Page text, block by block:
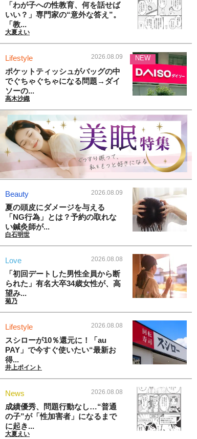
「わが子への性教育、何を話せば
いい？」専門家の“意外な答え”。
「教...
大夏えい
Lifestyle 2026.08.09
ポケットティッシュがバッグの中
でぐちゃぐちゃになる問題→ダイ
ソーの...
高木沙織
NEW
Beauty 2026.08.09
夏の頭皮にダメージを与える
「NG行為」とは？予約の取れな
い鍼灸師が...
白石明世
Love 2026.08.08
「初回デートした男性全員から断
られた」有名大卒34歳女性が、高
望み...
菊乃
Lifestyle 2026.08.08
スシローが10％還元に！「au
PAY」で今すぐ使いたい“最新お
得...
井上ポイント
News 2026.08.08
成績優秀、問題行動なし…“普通
の子”が「性加害者」になるまで
に起き...
大夏えい